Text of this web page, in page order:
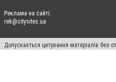
Реклама на сайті:
rek@citysites.ua
Допускається цитування матеріалів без
пошукових систем гіперпосилання на